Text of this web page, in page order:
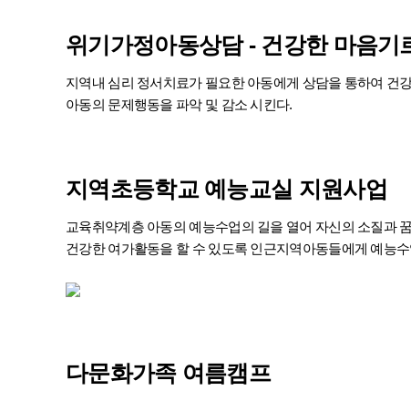
위기가정아동상담- 건강한 마음기
지역내 심리 정서치료가 필요한 아동에게 상담을 통하여 건
아동의 문제행동을 파악 및 감소 시킨다.
지역초등학교 예능교실 지원사업
교육취약계층 아동의 예능수업의 길을 열어 자신의 소질과
건강한 여가활동을 할 수 있도록 인근지역아동들에게 예능
다문화가족 여름캠프